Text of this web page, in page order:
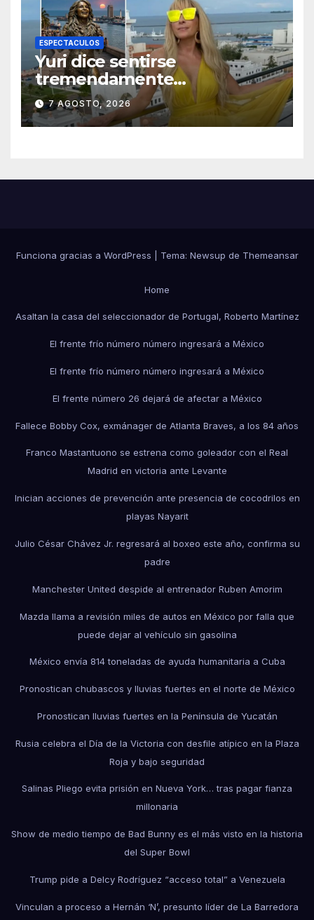
ESPECTACULOS
Yuri dice sentirse
tremendamente
emocionada sobre su estatua
que le harán en Veracruz
7 AGOSTO, 2026
Funciona gracias a WordPress Tema: Newsup de Themeansar
Home
Asaltan la casa del seleccionador de Portugal, Roberto Martínez
El frente frío número número ingresará a México
El frente frío número número ingresará a México
El frente número 26 dejará de afectar a México
Fallece Bobby Cox, exmánager de Atlanta Braves, a los 84 años
Franco Mastantuono se estrena como goleador con el Real
Madrid en victoria ante Levante
Inician acciones de prevención ante presencia de cocodrilos en
playas Nayarit
Julio César Chávez Jr. regresará al boxeo este año, confirma su
padre
Manchester United despide al entrenador Ruben Amorim
Mazda llama a revisión miles de autos en México por falla que
puede dejar al vehículo sin gasolina
México envía 814 toneladas de ayuda humanitaria a Cuba
Pronostican chubascos y lluvias fuertes en el norte de México
Pronostican lluvias fuertes en la Península de Yucatán
Rusia celebra el Día de la Victoria con desfile atípico en la Plaza
Roja y bajo seguridad
Salinas Pliego evita prisión en Nueva York… tras pagar fianza
millonaria
Show de medio tiempo de Bad Bunny es el más visto en la historia
del Super Bowl
Trump pide a Delcy Rodríguez “acceso total” a Venezuela
Vinculan a proceso a Hernán ‘N’, presunto líder de La Barredora